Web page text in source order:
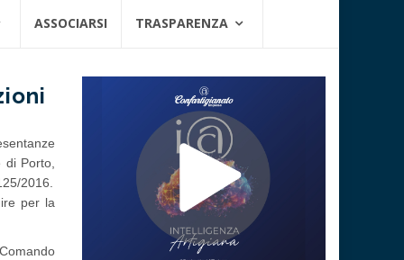
ASSOCIARSI TRASPARENZA
Porto,
2016.
per la